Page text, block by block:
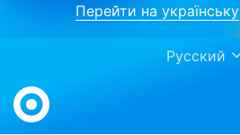
Перейти на українську
Русский
Work.ua